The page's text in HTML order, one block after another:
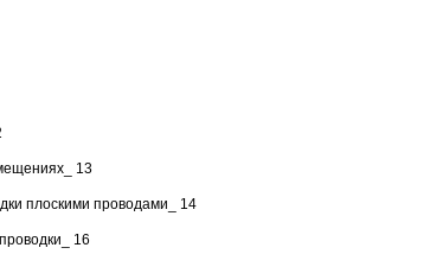
13
плоскими проводами_ 14
16